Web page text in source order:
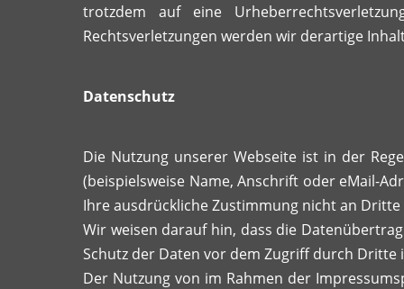
trotzdem auf eine
Rechtsverletzungen werden wir derartige
Datenschutz
Die Nutzung unserer Webseite ist in der
(beispielsweise Name, Anschrift oder eMail-
Ihre ausdrückliche Zustimmung nicht an Dritte
Wir weisen darauf hin, dass die
Schutz der Daten vor dem Zugriff durch Dritte
Der Nutzung von im Rahmen der